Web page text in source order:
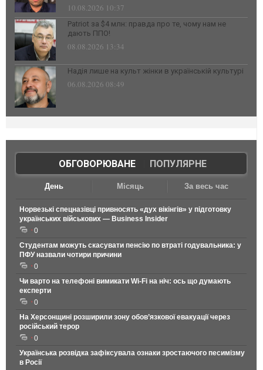
10.08.2026 10:37
Patriot за $4 млн: правда про те, чому нам не
дають ППО!
08.08.2026 13:34
Надія лише на культ жінки в українській культурі
06.08.2026 08:49
ОБГОВОРЮВАНЕ| ПОПУЛЯРНЕ
День Місяць За весь час
Норвезькі спецназівці привносять «дух вікінгів» у підготовку
українських військових — Business Insider
0
Студентам можуть скасувати пенсію по втраті годувальника: у
ПФУ назвали чотири причини
0
Чи варто на телефонi вимикати Wi-Fi на ніч: ось що думають
експерти
0
На Херсонщині розширили зону обов’язкової евакуації через
російський терор
0
Українська розвідка зафіксувала ознаки зростаючого песимізму
в Росії